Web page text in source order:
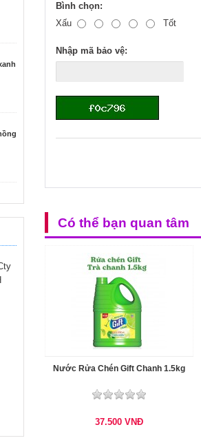
Bình chọn:
Xấu
Tốt
Nhập mã bảo vệ:
Có thể bạn quan tâm
Nước Rửa Chén Gift Chanh 1.5kg
37.500 VNĐ